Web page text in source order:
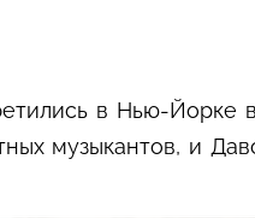
в Нью-Йорке
музыкантов, и